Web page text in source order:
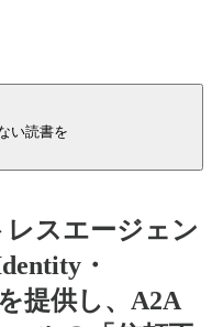
い読書を
レスエージェン
・
提供し、A2A